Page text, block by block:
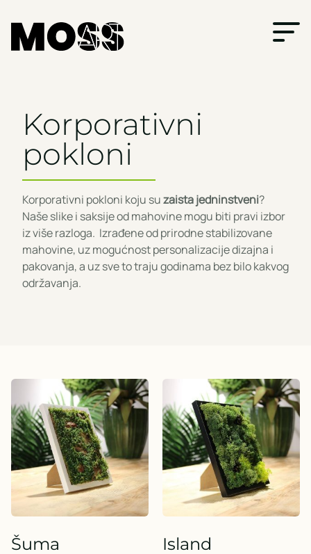
Korporativni
pokloni
Korporativni pokloni koju suzaista jedninstveni?
Naše slike i saksije od mahovine mogu biti pravi izbor
iz više razloga. Izrađene od prirodne stabilizovane
mahovine, uz mogućnost personalizacije dizajna i
pakovanja, a uz sve to traju godinama bez bilo kakvog
održavanja.
Šuma Island